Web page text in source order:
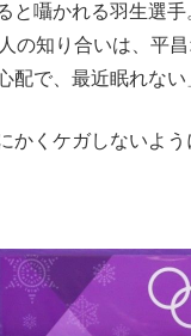
と囁かれる羽生選
の知り合いは、平
配で、最近眠れな
かくケガしないよ